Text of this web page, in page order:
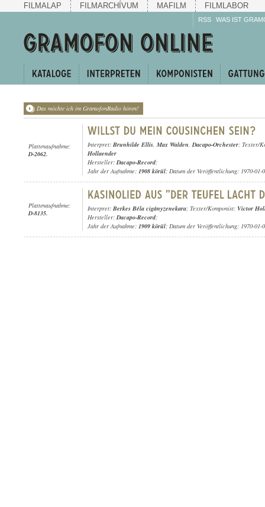
FILMALAP FILMARCHÍVUM MAFILM FILMLABOR
RSS WAS IST
Das möchte ich im GramofonRadio hören!
Plattenaufnahme:
D-2062.
Interpret: Brunhilde Ellis, Max Walden,Dacapo-Orchester; Texter/
Hollaender
Hersteller:Dacapo-Record;
Jahr der Aufnahme: 1908 körül; Datum der Veröffentlichung: 1970-01-
Plattenaufnahme:
D-8135.
Interpret: Berkes Béla cigányzenekara; Texter/Komponist: Victor
Hersteller:Dacapo-Record;
Jahr der Aufnahme: 1909 körül; Datum der Veröffentlichung: 1970-01-